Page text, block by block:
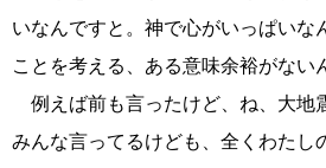
いなんですと。神で心がいっぱいな
ことを考える、ある意味余裕がない
例えば前も言ったけど、ね、大地
みんな言ってるけども、全くわたし